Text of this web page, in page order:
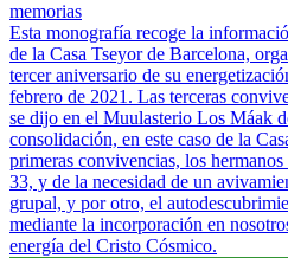
memorias
Esta monografía recoge la
de la Casa Tseyor de Barcelona,
tercer aniversario de su
febrero de 2021. Las terceras
se dijo en el Muulasterio Los Máak
consolidación, en este caso de la
primeras convivencias, los
33, y de la necesidad de un
grupal, y por otro, el
mediante la incorporación en
energía del Cristo Cósmico.